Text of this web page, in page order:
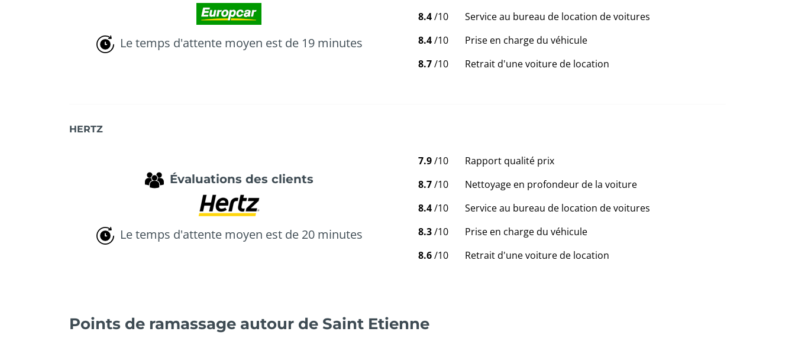
Le temps d'attente moyen est de 19 minutes
8.4/10
Service au bureau de location de voitures
8.4/10
Prise en charge du véhicule
8.7/10 Retrait d'une voiture de location
HERTZ
Évaluations des clients
Le temps d'attente moyen est de 20 minutes
7.9/10
Rapport qualité prix
8.7/10
Nettoyage en profondeur de la voiture
8.4/10
Service au bureau de location de voitures
8.3/10
Prise en charge du véhicule
8.6/10 Retrait d'une voiture de location
Points de ramassage autour de Saint Etienne